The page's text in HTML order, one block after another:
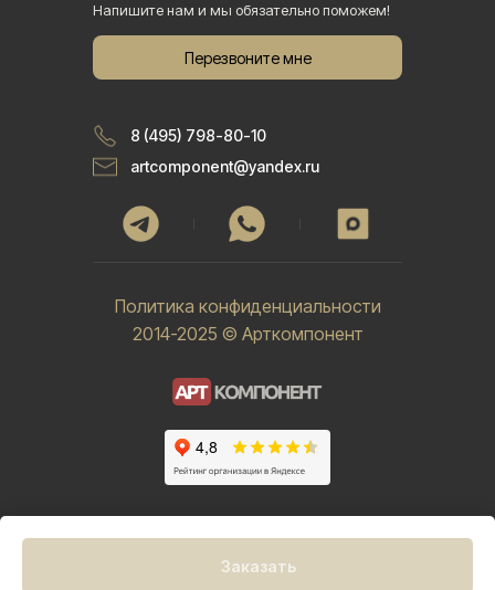
Заказать
2014-2025 © Арткомпонент
Политика конфиденциальности
Перезвоните мне
Напишите нам и мы обязательно поможем!
8 (495) 798-80-10
artcomponent@yandex.ru
Tilda